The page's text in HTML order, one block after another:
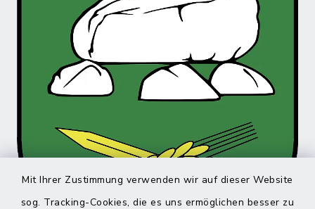
Mit Ihrer Zustimmung verwenden wir auf dieser Website
sog. Tracking-Cookies, die es uns ermöglichen besser zu